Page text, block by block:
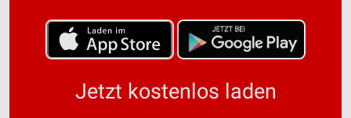
Jetzt kostenlos laden